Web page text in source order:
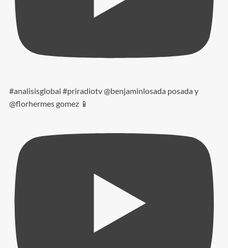
#analisisglobal #priradiotv @benjaminlosada posada y
@florhermes gomez 📱